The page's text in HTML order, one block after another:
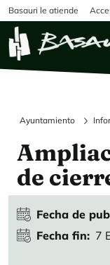
Pasar al contenido
Basauri le atiende
Ayuntamiento
de
Fecha de
Fecha fin
7